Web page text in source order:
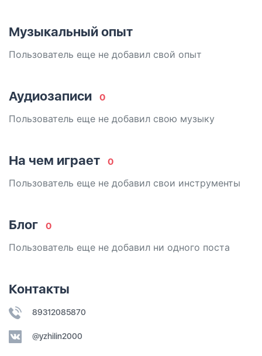
Музыкальный опыт
Пользователь еще не добавил свой опыт
Аудиозаписи 0
Пользователь еще не добавил свою музыку
На чем играет 0
Пользователь еще не добавил свои инструменты
Блог 0
Пользователь еще не добавил ни одного поста
Контакты
89312085870
@yzhilin2000